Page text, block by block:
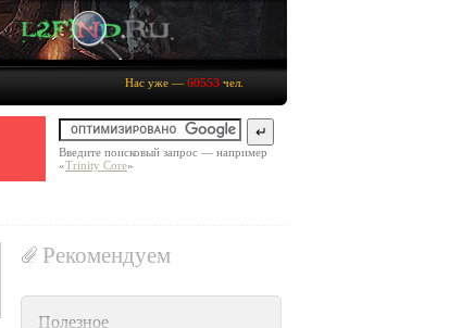
Нас уже — 60553 чел.
Введите поисковый запрос — например
«Trinity Core»
Рекомендуем
Полезное